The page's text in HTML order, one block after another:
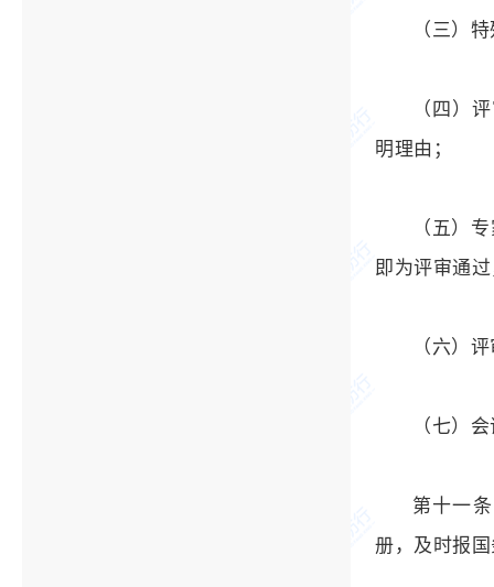
（三）
（四）
明理由；
（五）
即为评审通
（六）
（七）
第十一
册，及时报